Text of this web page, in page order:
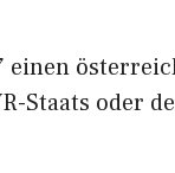
Staats oder